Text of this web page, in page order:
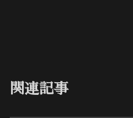
関連記事